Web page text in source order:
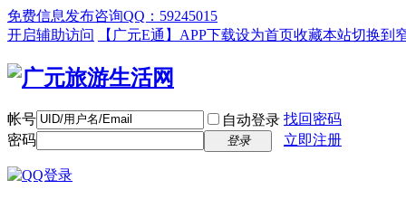
免费信息发布咨询QQ：59245015
开启辅助访问
【广元E通】APP下载设为首页收藏本站切换到
帐号 自动登录 找回密码
密码
登录 立即注册